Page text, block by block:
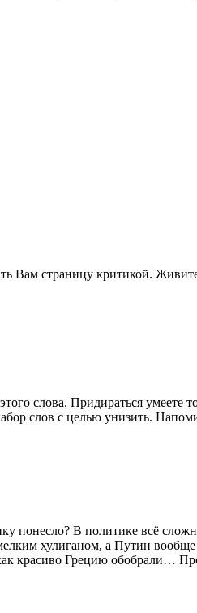
Вам страницу критикой.
слова. Придираться
слов с целью унизить.
понесло? В политике всё
хулиганом, а Путин
красиво Грецию обобрали…